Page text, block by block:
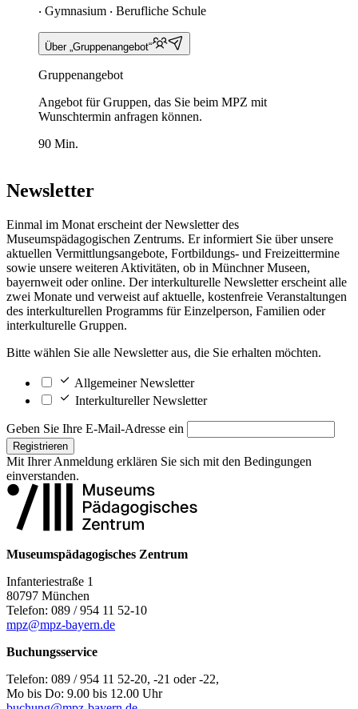
‧ Gymnasium ‧ Berufliche Schule
Über „Gruppenangebot“
Gruppenangebot
Angebot für Gruppen, das Sie beim MPZ mit
Wunschtermin anfragen können.
90 Min.
Newsletter
Einmal im Monat erscheint der Newsletter des
Museumspädagogischen Zentrums. Er informiert Sie über unsere
aktuellen Vermittlungsangebote, Fortbildungs- und Freizeittermine
sowie unsere weiteren Aktivitäten, ob in Münchner Museen,
bayernweit oder online. Der interkulturelle Newsletter erscheint alle
zwei Monate und verweist auf aktuelle, kostenfreie Veranstaltungen
des interkulturellen Programms für Einzelperson, Familien oder
interkulturelle Gruppen.
Bitte wählen Sie alle Newsletter aus, die Sie erhalten möchten.
Allgemeiner Newsletter
Interkultureller Newsletter
Geben Sie Ihre E-Mail-Adresse ein
Registrieren
Mit Ihrer Anmeldung erklären Sie sich mit den Bedingungen
einverstanden.
Museumspädagogisches Zentrum
Infanteriestraße 1
80797 München
Telefon: 089 / 954 11 52-10
mpz@mpz-bayern.de
Buchungsservice
Telefon: 089 / 954 11 52-20, -21 oder -22,
Mo bis Do: 9.00 bis 12.00 Uhr